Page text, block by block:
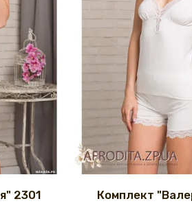
2301
Комплект